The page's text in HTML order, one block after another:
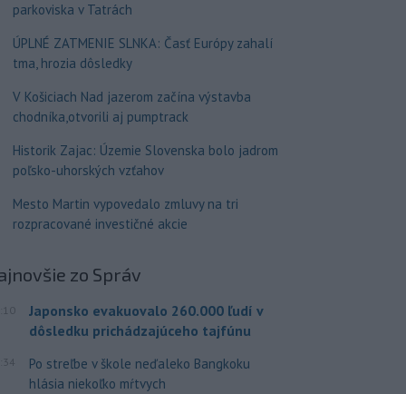
parkoviska v Tatrách
ÚPLNÉ ZATMENIE SLNKA: Časť Európy zahalí
tma, hrozia dôsledky
V Košiciach Nad jazerom začína výstavba
chodníka,otvorili aj pumptrack
Historik Zajac: Územie Slovenska bolo jadrom
poľsko-uhorských vzťahov
Mesto Martin vypovedalo zmluvy na tri
rozpracované investičné akcie
zo Správ
Japonsko evakuovalo 260.000 ľudí v
dôsledku prichádzajúceho tajfúnu
Po streľbe v škole neďaleko Bangkoku
hlásia niekoľko mŕtvych